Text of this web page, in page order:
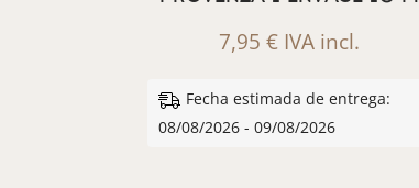
7,95€ IVA incl.
Fecha estimada de entrega:
08/08/2026 - 09/08/2026